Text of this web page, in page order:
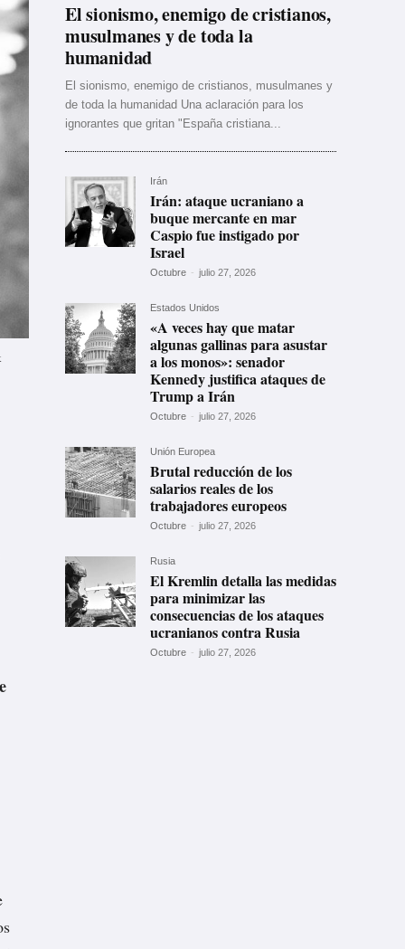
El sionismo, enemigo de cristianos,
musulmanes y de toda la
humanidad
El sionismo, enemigo de cristianos, musulmanes y
de toda la humanidad Una aclaración para los
ignorantes que gritan "España cristiana...
Irán
Irán: ataque ucraniano a
buque mercante en mar
Caspio fue instigado por
Israel
Octubre - julio 27, 2026
Estados Unidos
«A veces hay que matar
algunas gallinas para asustar
a los monos»: senador
Kennedy justifica ataques de
Trump a Irán
Octubre - julio 27, 2026
Unión Europea
Brutal reducción de los
salarios reales de los
trabajadores europeos
Octubre - julio 27, 2026
Rusia
El Kremlin detalla las medidas
para minimizar las
consecuencias de los ataques
ucranianos contra Rusia
Octubre - julio 27, 2026